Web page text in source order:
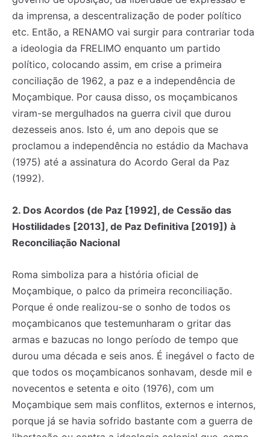
da imprensa, a descentralização de poder político
etc. Então, a RENAMO vai surgir para contrariar toda
a ideologia da FRELIMO enquanto um partido
político, colocando assim, em crise a primeira
conciliação de 1962, a paz e a independência de
Moçambique. Por causa disso, os moçambicanos
viram-se mergulhados na guerra civil que durou
dezesseis anos. Isto é, um ano depois que se
proclamou a independência no estádio da Machava
(1975) até a assinatura do Acordo Geral da Paz
(1992).
2. Dos Acordos (de Paz [1992], de Cessão das
Hostilidades [2013], de Paz Definitiva [2019]) à
Reconciliação Nacional
Roma simboliza para a história oficial de
Moçambique, o palco da primeira reconciliação.
Porque é onde realizou-se o sonho de todos os
moçambicanos que testemunharam o gritar das
armas e bazucas no longo período de tempo que
durou uma década e seis anos. É inegável o facto de
que todos os moçambicanos sonhavam, desde mil e
novecentos e setenta e oito (1976), com um
Moçambique sem mais conflitos, externos e internos,
porque já se havia sofrido bastante com a guerra de